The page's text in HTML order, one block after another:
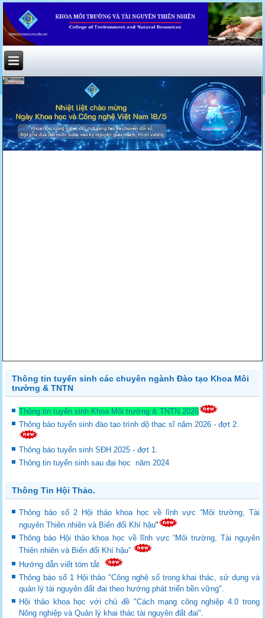
Thông tin tuyển sinh các chuyên ngành Đào tạo Khoa Môi
trường & TNTN
Thông tin tuyển sinh Khoa Môi trường & TNTN 2026
Thông báo tuyển sinh đào tạo trình dộ thạc sĩ năm 2026 - đợt 2.
Thông báo tuyển sinh SĐH 2025 - đợt 1.
Thông tin tuyển sinh sau đại học năm 2024
Thông Tin Hội Thảo.
Thông báo số 2 Hội thảo khoa học về lĩnh vực “Môi trường, Tài
nguyên Thiên nhiên và Biến đổi Khí hậu"
Thông báo Hội thảo khoa học về lĩnh vực “Môi trường, Tài nguyên
Thiên nhiên và Biến đổi Khí hậu”
Hướng dẫn viết tóm tắt
Thông báo số 1 Hội thảo "Công nghệ số trong khai thác, sử dụng và
quản lý tài nguyên đất đai theo hướng phát triển bền vững".
Hội thảo khoa học với chủ đề "Cách mạng công nghiệp 4.0 trong
Nông nghiệp và Quản lý khai thác tài nguyên đất đai".